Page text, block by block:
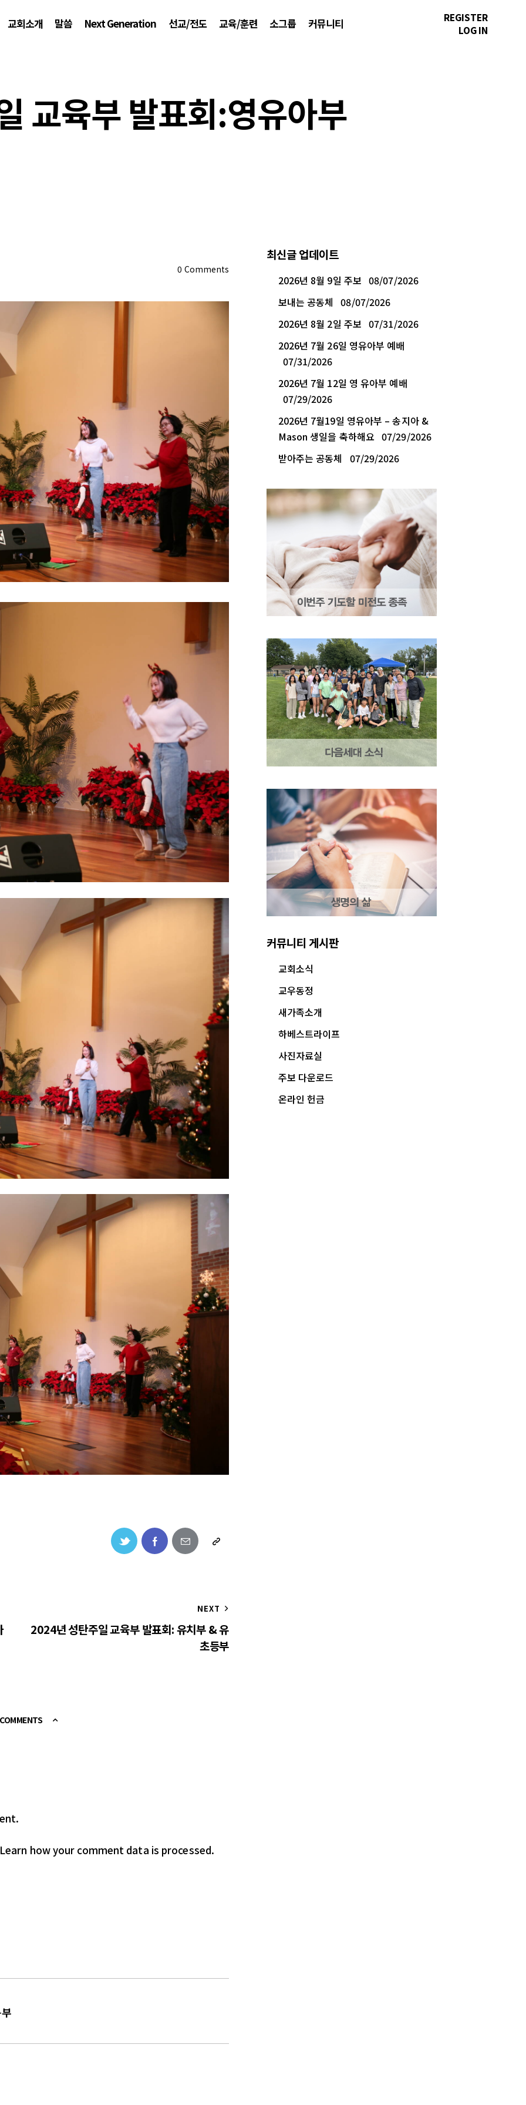
교회소개 말씀 Next Generation 선교/전도 교육/훈련 소그룹 커뮤니티
REGISTER
LOG IN
교육부 발표회:영유아부
0 Comments
NEXT
2024년 성탄주일 교육부 발표회: 유치부 & 유
초등부
how your comment data is processed.
최신글 업데이트
2026년 8월 9일 주보 08/07/2026
보내는 공동체 08/07/2026
2026년 8월 2일 주보 07/31/2026
2026년 7월 26일 영유아부 예배
07/31/2026
2026년 7월 12일 영 유아부 예배
07/29/2026
2026년 7월19일 영유아부 – 송지아 &
Mason 생일을 축하해요 07/29/2026
받아주는 공동체
07/29/2026
커뮤니티 게시판
교회소식
교우동정
새가족소개
하베스트라이프
사진자료실
주보 다운로드
온라인 헌금